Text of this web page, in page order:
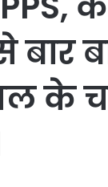
बार
के